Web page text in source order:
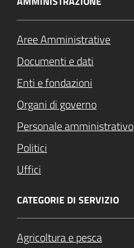
Aree Amministrative
Documenti e dati
Enti e fondazioni
Organi di governo
Personale amministrativo
Politici
Uffici
CATEGORIE DI SERVIZIO
Agricoltura e pesca